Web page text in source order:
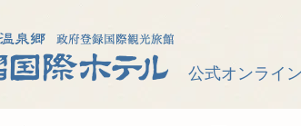
公式オンライ